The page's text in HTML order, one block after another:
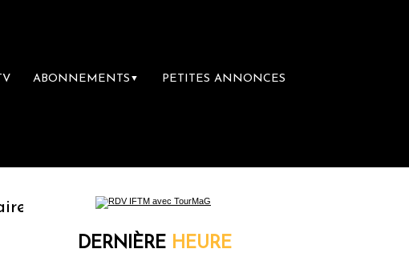
ABONNEMENTS ▼ PETITES ANNONCES
librairie du voyage
DERNIÈRE HEURE